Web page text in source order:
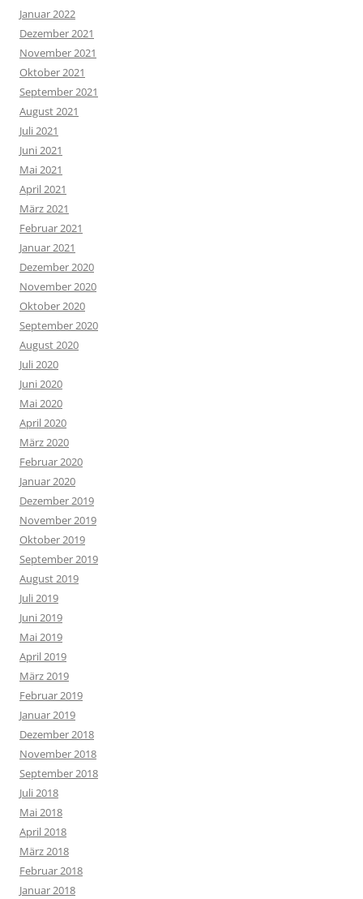
Januar 2022
Dezember 2021
November 2021
Oktober 2021
September 2021
August 2021
Juli 2021
Juni 2021
Mai 2021
April 2021
März 2021
Februar 2021
Januar 2021
Dezember 2020
November 2020
Oktober 2020
September 2020
August 2020
Juli 2020
Juni 2020
Mai 2020
April 2020
März 2020
Februar 2020
Januar 2020
Dezember 2019
November 2019
Oktober 2019
September 2019
August 2019
Juli 2019
Juni 2019
Mai 2019
April 2019
März 2019
Februar 2019
Januar 2019
Dezember 2018
November 2018
September 2018
Juli 2018
Mai 2018
April 2018
März 2018
Februar 2018
Januar 2018